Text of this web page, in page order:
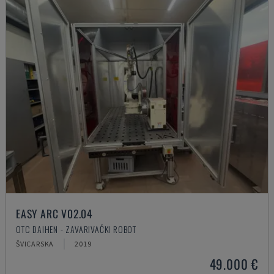
EASY ARC V02.04
OTC DAIHEN - ZAVARIVAČKI ROBOT
ŠVICARSKA 2019
49.000 €